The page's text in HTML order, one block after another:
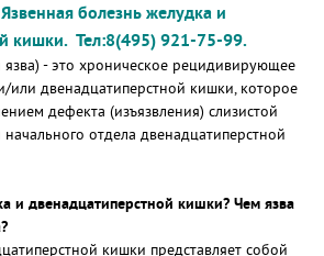
желудка и
кишки. Тел:8(495) 921-75-99.
язва) - это хроническое рецидивирующее
или двенадцатиперстной кишки, которое
дефекта (изъязвления) слизистой
отдела двенадцатиперстной
и двенадцатиперстной кишки? Чем язва
кишки представляет собой